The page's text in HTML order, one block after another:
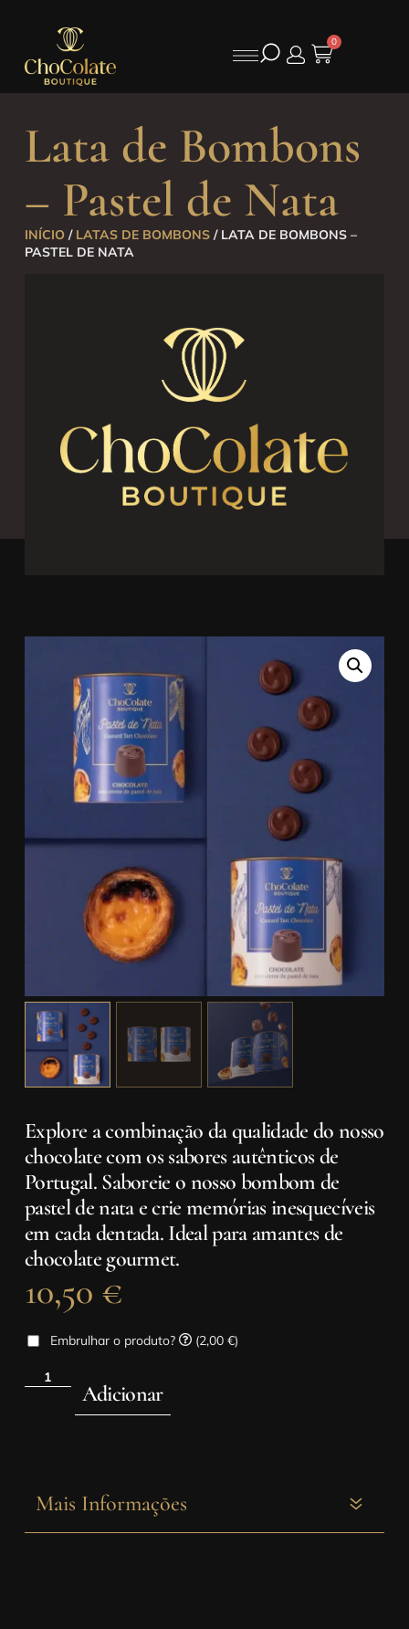
0
Lata de Bombons
– Pastel de Nata
INÍCIO/ LATAS DE BOMBONS/ LATA DE BOMBONS –
PASTEL DE NATA
Explore a combinação da qualidade do nosso
chocolate com os sabores autênticos de
Portugal. Saboreie o nosso bombom de
pastel de nata e crie memórias inesquecíveis
em cada dentada. Ideal para amantes de
chocolate gourmet.
10,50 €
Embrulhar o produto? (2,00 €)
Adicionar
Mais Informações